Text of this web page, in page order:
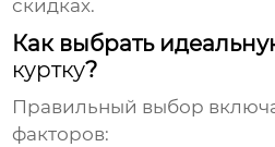
скидках.
Как выбрать
куртку?
Правильный выбор
факторов: